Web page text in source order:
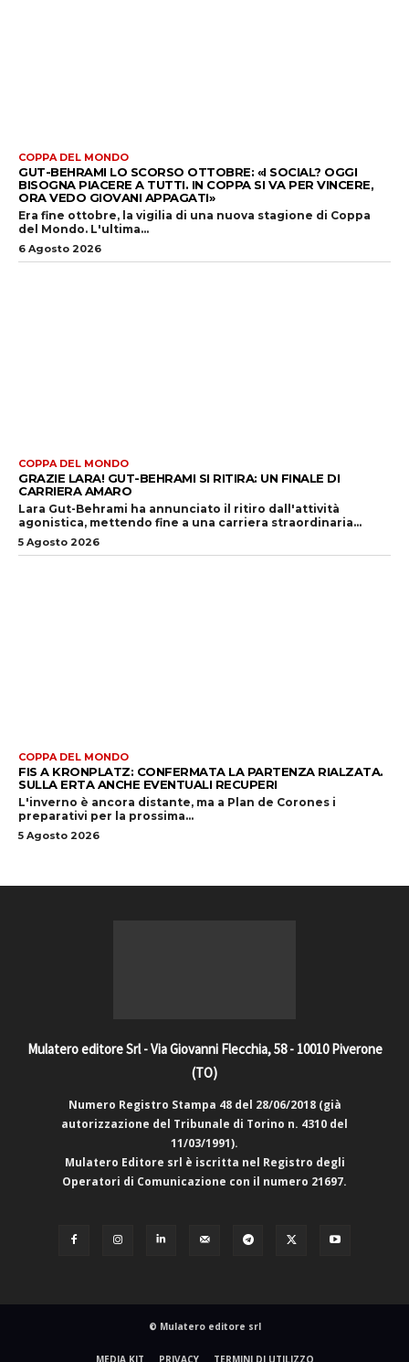
COPPA DEL MONDO
GUT-BEHRAMI LO SCORSO OTTOBRE: «I SOCIAL? OGGI
BISOGNA PIACERE A TUTTI. IN COPPA SI VA PER VINCERE,
ORA VEDO GIOVANI APPAGATI»
Era fine ottobre, la vigilia di una nuova stagione di Coppa
del Mondo. L'ultima...
6 Agosto 2026
COPPA DEL MONDO
GRAZIE LARA! GUT-BEHRAMI SI RITIRA: UN FINALE DI
CARRIERA AMARO
Lara Gut-Behrami ha annunciato il ritiro dall'attività
agonistica, mettendo fine a una carriera straordinaria...
5 Agosto 2026
COPPA DEL MONDO
FIS A KRONPLATZ: CONFERMATA LA PARTENZA RIALZATA.
SULLA ERTA ANCHE EVENTUALI RECUPERI
L'inverno è ancora distante, ma a Plan de Corones i
preparativi per la prossima...
5 Agosto 2026
Mulatero editore Srl - Via Giovanni Flecchia, 58 - 10010 Piverone
(TO)
Numero Registro Stampa 48 del 28/06/2018 (già
autorizzazione del Tribunale di Torino n. 4310 del
11/03/1991).
Mulatero Editore srl è iscritta nel Registro degli
Operatori di Comunicazione con il numero 21697.
© Mulatero editore srl
MEDIA KIT PRIVACY TERMINI DI UTILIZZO